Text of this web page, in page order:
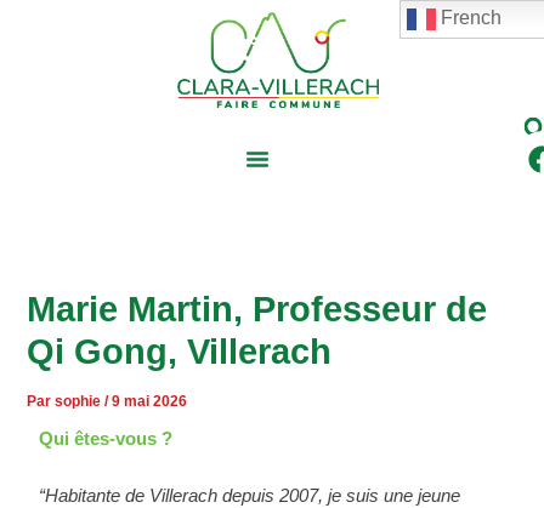
Marie Martin, Professeur de
Qi Gong, Villerach
Parsophie/9 mai 2026
Qui êtes-vous ?
“Habitante de Villerach depuis 2007, je suis une jeune
French